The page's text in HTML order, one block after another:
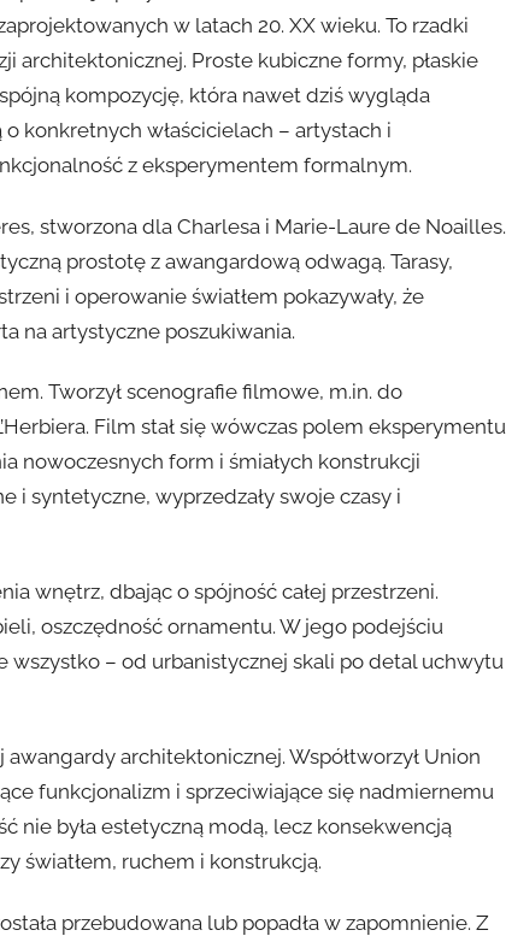
w latach 20. XX wieku. To rzadki
architektonicznej. Proste kubiczne formy, płaskie
kompozycję, która nawet dziś wygląda
konkretnych właścicielach – artystach i
z eksperymentem formalnym.
stworzona dla Charlesa i Marie-Laure de Noailles.
prostotę z awangardową odwagą. Tarasy,
i operowanie światłem pokazywały, że
na artystyczne poszukiwania.
Tworzył scenografie filmowe, m.in. do
Film stał się wówczas polem eksperymentu
nowoczesnych form i śmiałych konstrukcji
i syntetyczne, wyprzedzały swoje czasy i
wnętrz, dbając o spójność całej przestrzeni.
oszczędność ornamentu. W jego podejściu
– od urbanistycznej skali po detal uchwytu
architektonicznej. Współtworzył Union
funkcjonalizm i sprzeciwiające się nadmiernemu
nie była estetyczną modą, lecz konsekwencją
światłem, ruchem i konstrukcją.
przebudowana lub popadła w zapomnienie. Z